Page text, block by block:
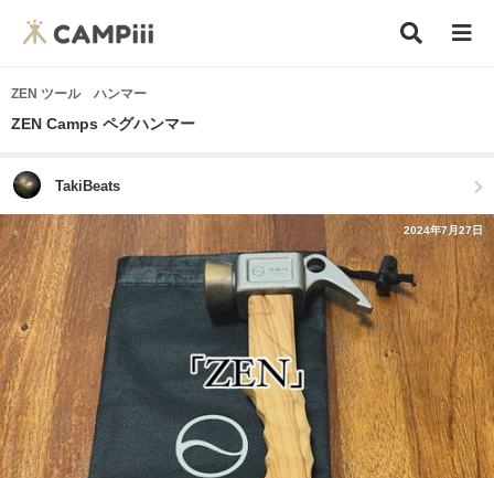
ZEN ツール ハンマー
ZEN Camps ペグハンマー
TakiBeats
2024年7月27日